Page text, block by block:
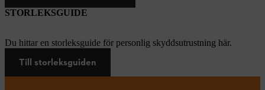
STORLEKSGUIDE
Du hittar en storleksguide för personlig skyddsutrustning här.
Till storleksguiden